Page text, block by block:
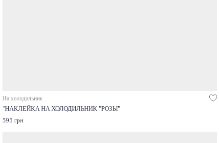
На холодильник
"НАКЛЕЙКА НА ХОЛОДИЛЬНИК "РОЗЫ"
595 грн